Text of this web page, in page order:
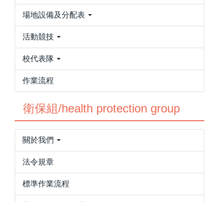
場地設備及分配表
活動競技
校代表隊
作業流程
衛保組/health protection group
關於我們
法令規章
標準作業流程